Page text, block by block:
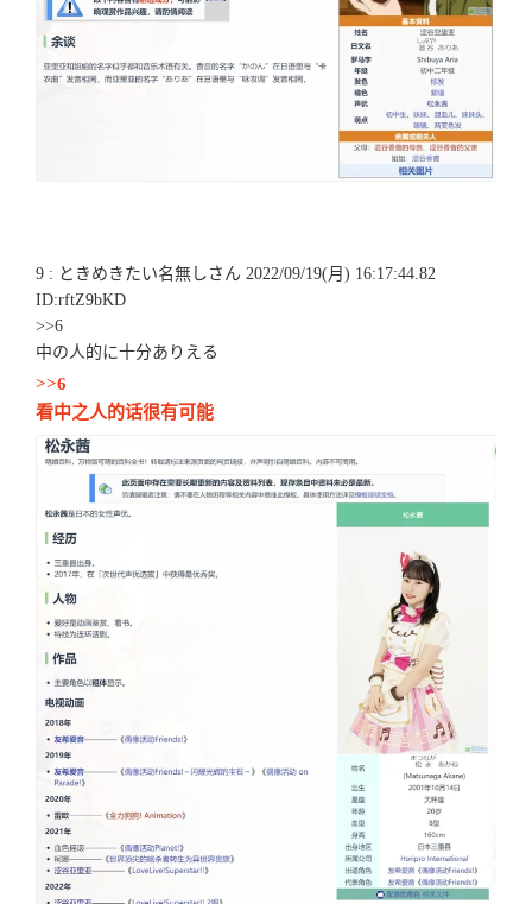
9 : ときめきたい名無しさん 2022/09/19(月) 16:17:44.82
ID:rftZ9bKD
>>6
中の人的に十分ありえる
>>6
看中之人的话很有可能